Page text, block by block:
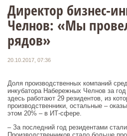
Директор бизнес-
Челнов: «Мы
рядов»
20.10.2017, 07:36
Доля производственных компаний
инкубатора Набережных Челнов за
здесь работают 29 резидентов, из
производственники, остальные –
этом 20% – в ИТ-сфере.
– За последний год резидентами